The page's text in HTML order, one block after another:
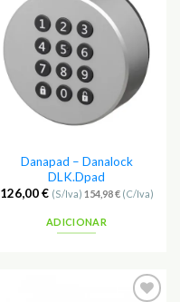
Adicionar
aos
Favoritos
Danapad – Danalock
DLK.Dpad
126,00€ (S/Iva) 154,98€(C/Iva)
ADICIONAR